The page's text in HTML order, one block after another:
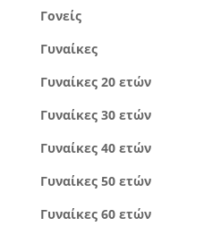
Γονείς
Γυναίκες
Γυναίκες 20 ετών
Γυναίκες 30 ετών
Γυναίκες 40 ετών
Γυναίκες 50 ετών
Γυναίκες 60 ετών